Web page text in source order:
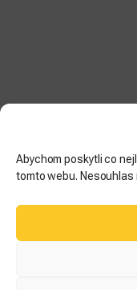
Abychom poskytli co
tomto webu. Nesouhlas